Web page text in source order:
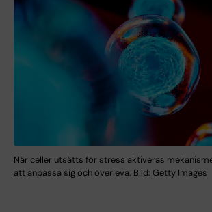
När celler utsätts för stress aktiveras
att anpassa sig och överleva. Bild: Getty Images